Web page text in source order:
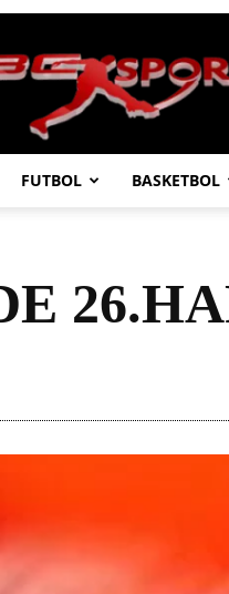
ABC
SPOR
FUTBOL BASKETBOL